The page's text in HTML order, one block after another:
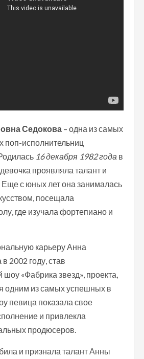
Седокова – одна из самых
поп-исполнительниц
16 декабря 1982 года в
проявляла талант и
Еще с юных лет она занималась
посещала
где изучала фортепиано и
карьеру Анна
2002 году, став
шоу «Фабрика звезд», проекта,
одним из самых успешных в
певица показала свое
и привлекла
продюсеров.
и признала талант Анны